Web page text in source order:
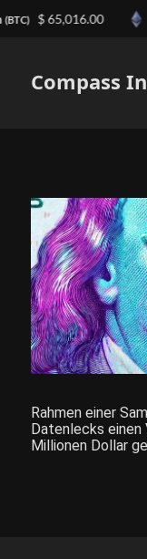
Compass
Rahmen einer
Datenlecks einen
Millionen Dollar
(BTC) $ 65,016.00